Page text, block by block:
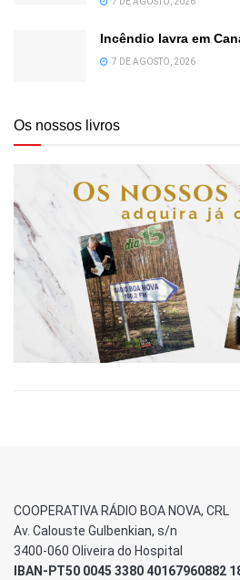
Incêndio lavra em
7 DE AGOSTO, 2026
Os nossos livros
COOPERATIVA RÁDIO BOA NOVA, CRL
Av. Calouste Gulbenkian, s/n
3400-060 Oliveira do Hospital
IBAN-PT50 0045 3380 40167960882